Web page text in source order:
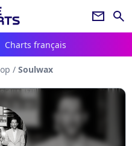
newsletter search
Charts français
/ Soulwax